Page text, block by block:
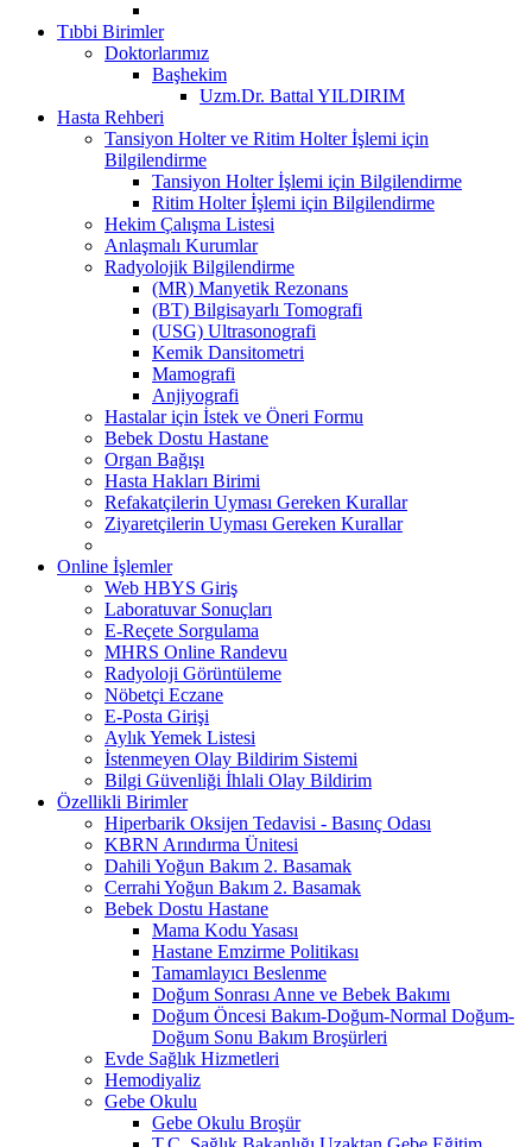
Tıbbi Birimler
Doktorlarımız
Başhekim
Uzm.Dr. Battal YILDIRIM
Hasta Rehberi
Tansiyon Holter ve Ritim Holter İşlemi için
Bilgilendirme
Tansiyon Holter İşlemi için Bilgilendirme
Ritim Holter İşlemi için Bilgilendirme
Hekim Çalışma Listesi
Anlaşmalı Kurumlar
Radyolojik Bilgilendirme
(MR) Manyetik Rezonans
(BT) Bilgisayarlı Tomografi
(USG) Ultrasonografi
Kemik Dansitometri
Mamografi
Anjiyografi
Hastalar için İstek ve Öneri Formu
Bebek Dostu Hastane
Organ Bağışı
Hasta Hakları Birimi
Refakatçilerin Uyması Gereken Kurallar
Ziyaretçilerin Uyması Gereken Kurallar
Online İşlemler
Web HBYS Giriş
Laboratuvar Sonuçları
E-Reçete Sorgulama
MHRS Online Randevu
Radyoloji Görüntüleme
Nöbetçi Eczane
E-Posta Girişi
Aylık Yemek Listesi
İstenmeyen Olay Bildirim Sistemi
Bilgi Güvenliği İhlali Olay Bildirim
Özellikli Birimler
Hiperbarik Oksijen Tedavisi - Basınç Odası
KBRN Arındırma Ünitesi
Dahili Yoğun Bakım 2. Basamak
Cerrahi Yoğun Bakım 2. Basamak
Bebek Dostu Hastane
Mama Kodu Yasası
Hastane Emzirme Politikası
Tamamlayıcı Beslenme
Doğum Sonrası Anne ve Bebek Bakımı
Doğum Öncesi Bakım-Doğum-Normal Doğum-
Doğum Sonu Bakım Broşürleri
Evde Sağlık Hizmetleri
Hemodiyaliz
Gebe Okulu
Gebe Okulu Broşür